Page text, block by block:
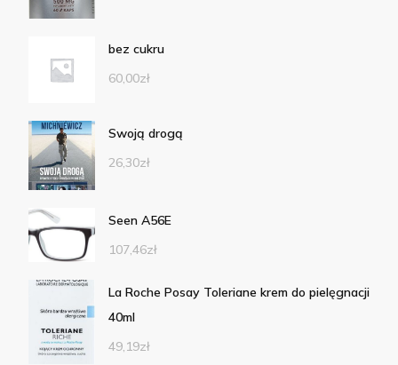
bez cukru
60,00zł
Swoją drogą
26,30zł
Seen A56E
107,46zł
La Roche Posay Toleriane krem do pielęgnacji
40ml
49,19zł